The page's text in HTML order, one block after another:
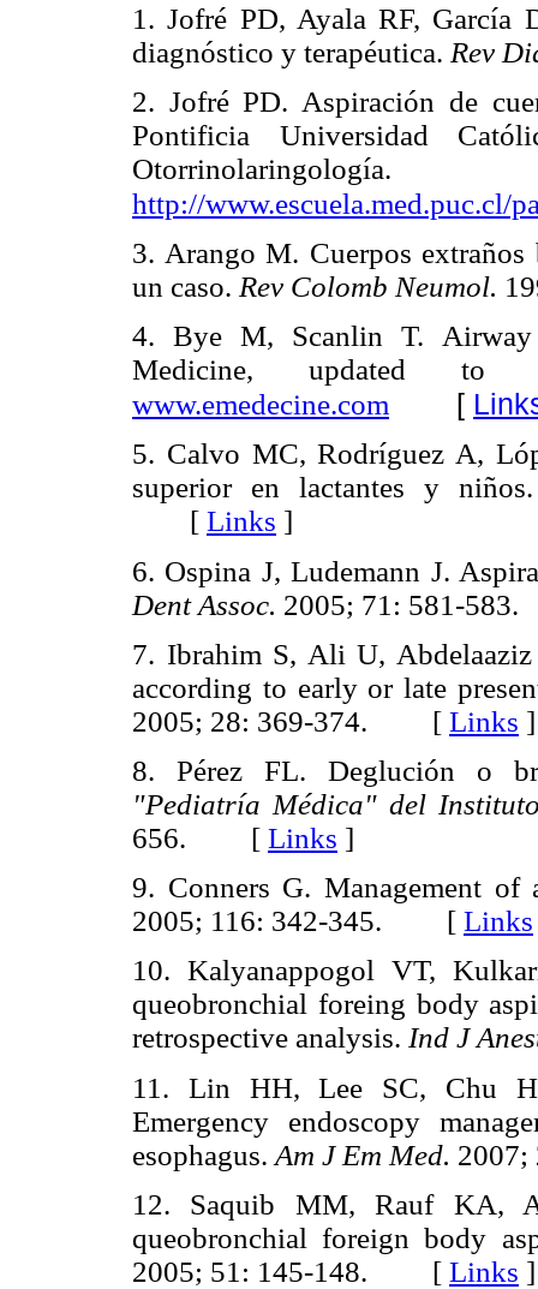
1. Jofré PD, Ayala RF, García
diagnóstico y terapéutica. Rev
2. Jofré PD. Aspiración de
Pontificia Universidad
http://www.escuela.med.puc.cl/
3. Arango M. Cuerpos extraños
un caso. Rev Colomb Neumol.
4. Bye M, Scanlin T. Airway
Medicine, updated to
www.emedecine.com [
5. Calvo MC, Rodríguez A,
superior en lactantes y
[ Links ]
6. Ospina J, Ludemann J.
Dent Assoc. 2005; 71: 581-
7. Ibrahim S, Ali U,
according to early or late
2005; 28: 369-374. [ Links ]
8. Pérez FL. Deglución o
"Pediatría Médica" del
656. [ Links ]
9. Conners G. Management
2005; 116: 342-345. [ Links
10. Kalyanappogol VT,
queobronchial foreing body
retrospective analysis. Ind J
11. Lin HH, Lee SC, Chu
Emergency endoscopy
esophagus. Am J Em Med.
12. Saquib MM, Rauf KA,
queobronchial foreign body
2005; 51: 145-148. [ Links ]